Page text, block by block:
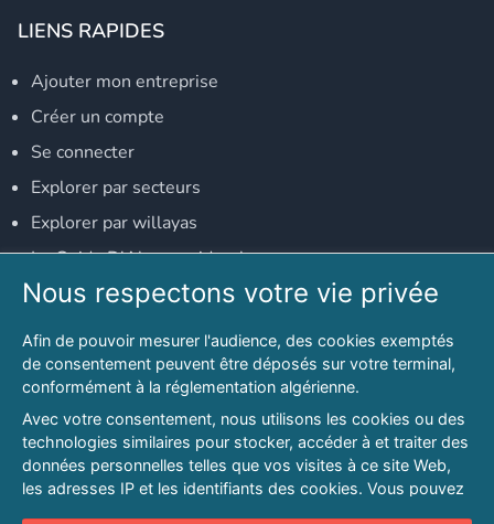
LIENS RAPIDES
Ajouter mon entreprise
Créer un compte
Se connecter
Explorer par secteurs
Explorer par willayas
Le Guide D'Alger, guide-alger.com
NOS RÉSEAUX SOCIAUX
Notre page Facebook
Notre page LinkedIn
Notre page Instagram
Notre page Twitter
Nous respectons votre vie privée
Afin de pouvoir mesurer l'audience, des cookies exemptés
de consentement peuvent être déposés sur votre terminal,
conformément à la réglementation algérienne.
Avec votre consentement, nous utilisons les cookies ou des
technologies similaires pour stocker, accéder à et traiter des
données personnelles telles que vos visites à ce site Web,
les adresses IP et les identifiants des cookies. Vous pouvez